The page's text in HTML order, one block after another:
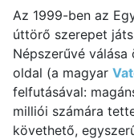
Az 1999-ben az
úttörő szerepet
Népszerűvé
oldal (a magyar
felfutásával:
milliói számára
követhető,